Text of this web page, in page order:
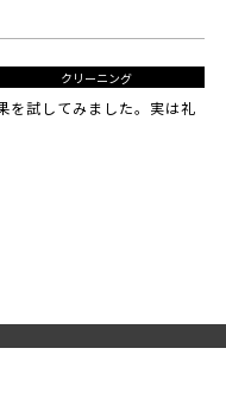
クリーニング
を試してみました。実は礼